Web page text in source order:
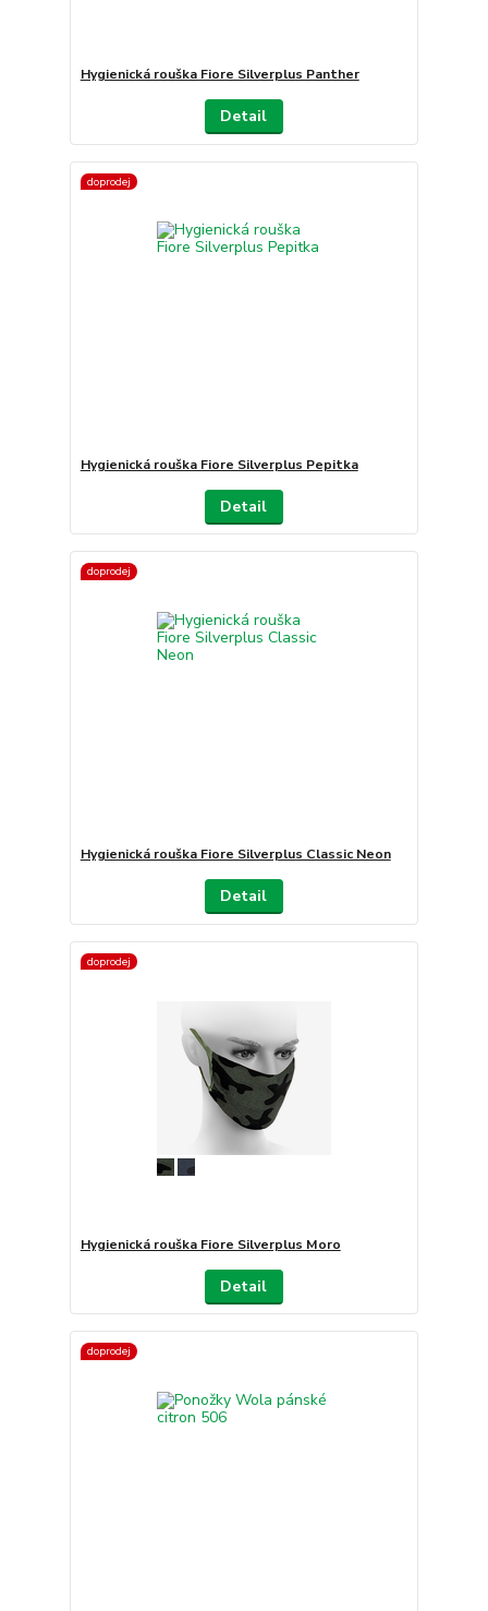
Hygienická rouška Fiore Silverplus Panther
Detail
doprodej
Hygienická rouška Fiore Silverplus Pepitka
Detail
doprodej
Hygienická rouška Fiore Silverplus Classic Neon
Detail
doprodej
Hygienická rouška Fiore Silverplus Moro
Detail
doprodej